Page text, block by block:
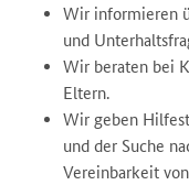
Wir informieren
und
Wir beraten bei
Eltern.
Wir geben
und der Suche
Vereinbarkeit